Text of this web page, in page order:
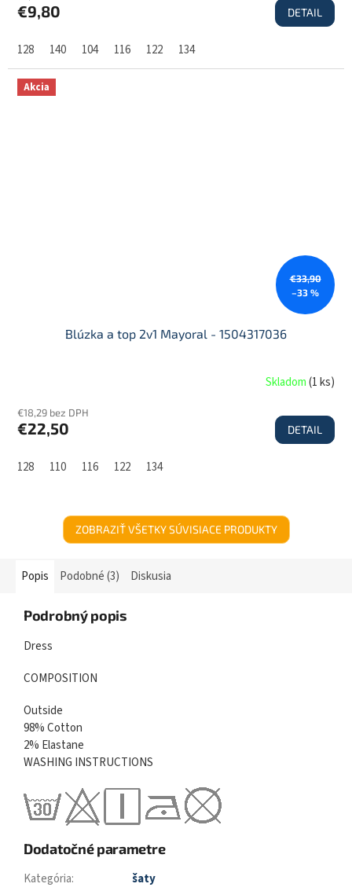
€9,80 DETAIL
128 140 104 116 122 134
Akcia
€33,90
–33 %
Blúzka a top 2v1 Mayoral - 1504317036
Skladom(1 ks)
€18,29 bez DPH
€22,50 DETAIL
128 110 116 122 134
ZOBRAZIŤ VŠETKY SÚVISIACE PRODUKTY
Popis Podobné (3) Diskusia
Podrobný popis
Dress
COMPOSITION
Outside
98% Cotton
2% Elastane
WASHING INSTRUCTIONS
Dodatočné parametre
Kategória:
šaty